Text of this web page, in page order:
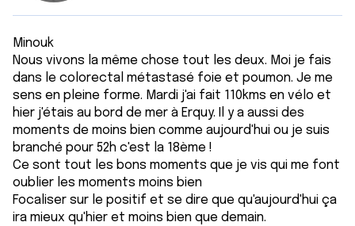
Minouk
Nous vivons la même chose tout les deux. Moi je fais
dans le colorectal métastasé foie et poumon. Je me
sens en pleine forme. Mardi j'ai fait 110kms en vélo et
hier j'étais au bord de mer à Erquy. Il y a aussi des
moments de moins bien comme aujourd'hui ou je suis
branché pour 52h c'est la 18ème !
Ce sont tout les bons moments que je vis qui me font
oublier les moments moins bien
Focaliser sur le positif et se dire que qu'aujourd'hui ça
ira mieux qu'hier et moins bien que demain.